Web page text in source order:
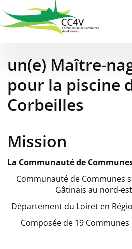
au
contenu
un(e) Maître-
pour la piscine
Corbeilles
Mission
La Communauté de Communes
Communauté de Communes
Gâtinais au nord-
Département du Loiret en
Composée de 19